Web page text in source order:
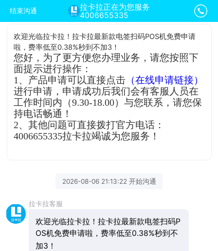
结束沟通
拉卡拉正在为您服务
4006655335
欢迎光临拉卡拉！拉卡拉最新款电签扫码POS机免费申请
啦，费率低至0.38%秒到不加3！
您好，为了更方便您办理业务，请您按照下
面提示进行操作：
1、产品申请可以直接点击 （在线申请链接）
进行申请，申请成功后我们会有客服人员在
工作时间内（9.30-18.00）与您联系，请您保
持电话畅通！
2、其他问题可直接拨打官方电话：
4006655335拉卡拉竭诚为您服务！
2026-08-06 21:13:22 开始沟通
拉卡拉客服
欢迎光临拉卡拉！拉卡拉最新款电签扫码P
OS机免费申请啦，费率低至0.38%秒到不
加3！